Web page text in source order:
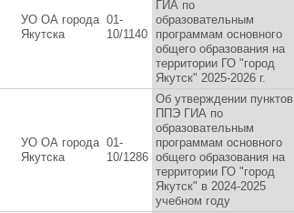
УО ОА города
Якутска
01-
10/1140
ГИА по
образовательным
программам основного
общего образования на
территории ГО "город
Якутск" 2025-2026 г.
УО ОА города
Якутска
01-
10/1286
Об утверждении пунктов
ППЭ ГИА по
образовательным
программам основного
общего образования на
территории ГО "город
Якутск" в 2024-2025
учебном году